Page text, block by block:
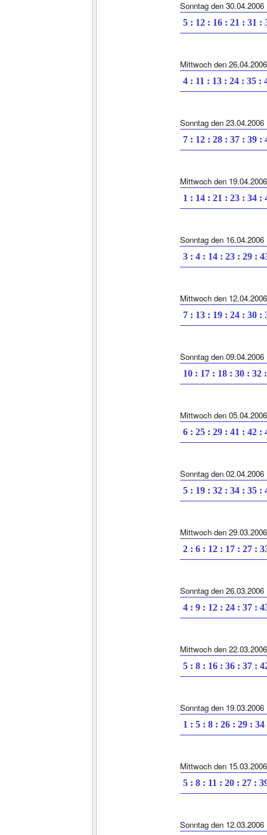
Sonntag den 30.04.2006
5 : 12 : 16 : 21 : 31 :
Mittwoch den 26.04.2006
4 : 11 : 13 : 24 : 35 :
Sonntag den 23.04.2006
7 : 12 : 28 : 37 : 39 :
Mittwoch den 19.04.2006
1 : 14 : 21 : 23 : 34 :
Sonntag den 16.04.2006
3 : 4 : 14 : 23 : 29 :
Mittwoch den 12.04.2006
7 : 13 : 19 : 24 : 30 :
Sonntag den 09.04.2006
10 : 17 : 18 : 30 : 32
Mittwoch den 05.04.2006
6 : 25 : 29 : 41 : 42 :
Sonntag den 02.04.2006
5 : 19 : 32 : 34 : 35 :
Mittwoch den 29.03.2006
2 : 6 : 12 : 17 : 27 :
Sonntag den 26.03.2006
4 : 9 : 12 : 24 : 37 :
Mittwoch den 22.03.2006
5 : 8 : 16 : 36 : 37 :
Sonntag den 19.03.2006
1 : 5 : 8 : 26 : 29 : 34
Mittwoch den 15.03.2006
5 : 8 : 11 : 20 : 27 :
Sonntag den 12.03.2006